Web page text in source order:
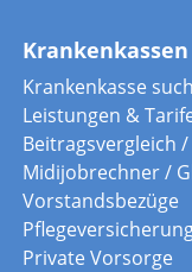
Krankenkassen
Krankenkasse
Leistungen &
Beitragsvergleich
Midijobrechner /
Vorstandsbezüge
Private Vorsorge